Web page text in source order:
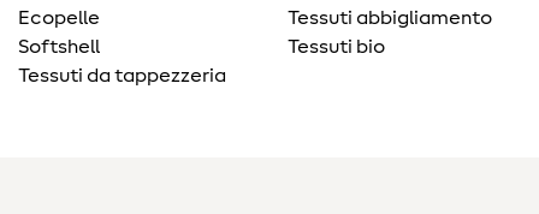
Ecopelle
Softshell
Tessuti da tappezzeria
Tessuti abbigliamento
Tessuti bio